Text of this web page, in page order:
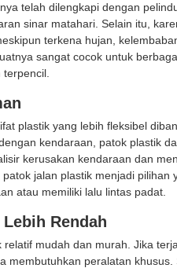
telah dilengkapi dengan
sinar matahari. Selain itu,
terkena hujan,
sangat cocok untuk
plastik yang lebih fleksibel
kendaraan, patok plastik
kerusakan kendaraan dan
jalan plastik menjadi pilihan
atau memiliki lalu lintas padat.
Rendah
relatif mudah dan murah. Jika
membutuhkan peralatan